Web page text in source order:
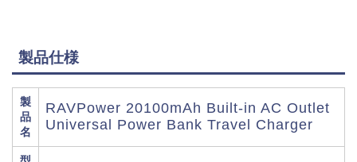
製品仕様
製
品
名
RAVPower 20100mAh Built-in AC Outlet
Universal Power Bank Travel Charger